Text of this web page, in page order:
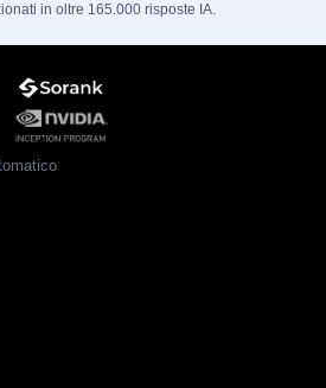
in oltre 165.000 risposte IA.